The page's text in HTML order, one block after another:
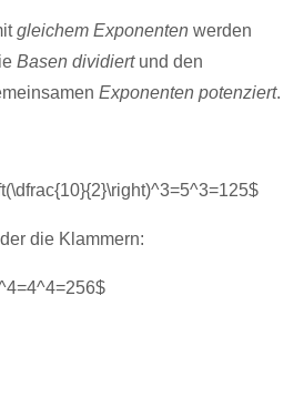
gleichem Exponenten werden
Basen dividiertund den
Exponenten potenziert.
die Klammern: